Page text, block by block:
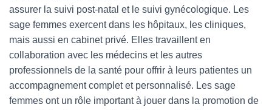
N
assurer la suivi post-natal et le suivi gynécologique. Les
sage femmes exercent dans les hôpitaux, les cliniques,
mais aussi en cabinet privé. Elles travaillent en
collaboration avec les médecins et les autres
professionnels de la santé pour offrir à leurs patientes un
accompagnement complet et personnalisé. Les sage
femmes ont un rôle important à jouer dans la promotion de